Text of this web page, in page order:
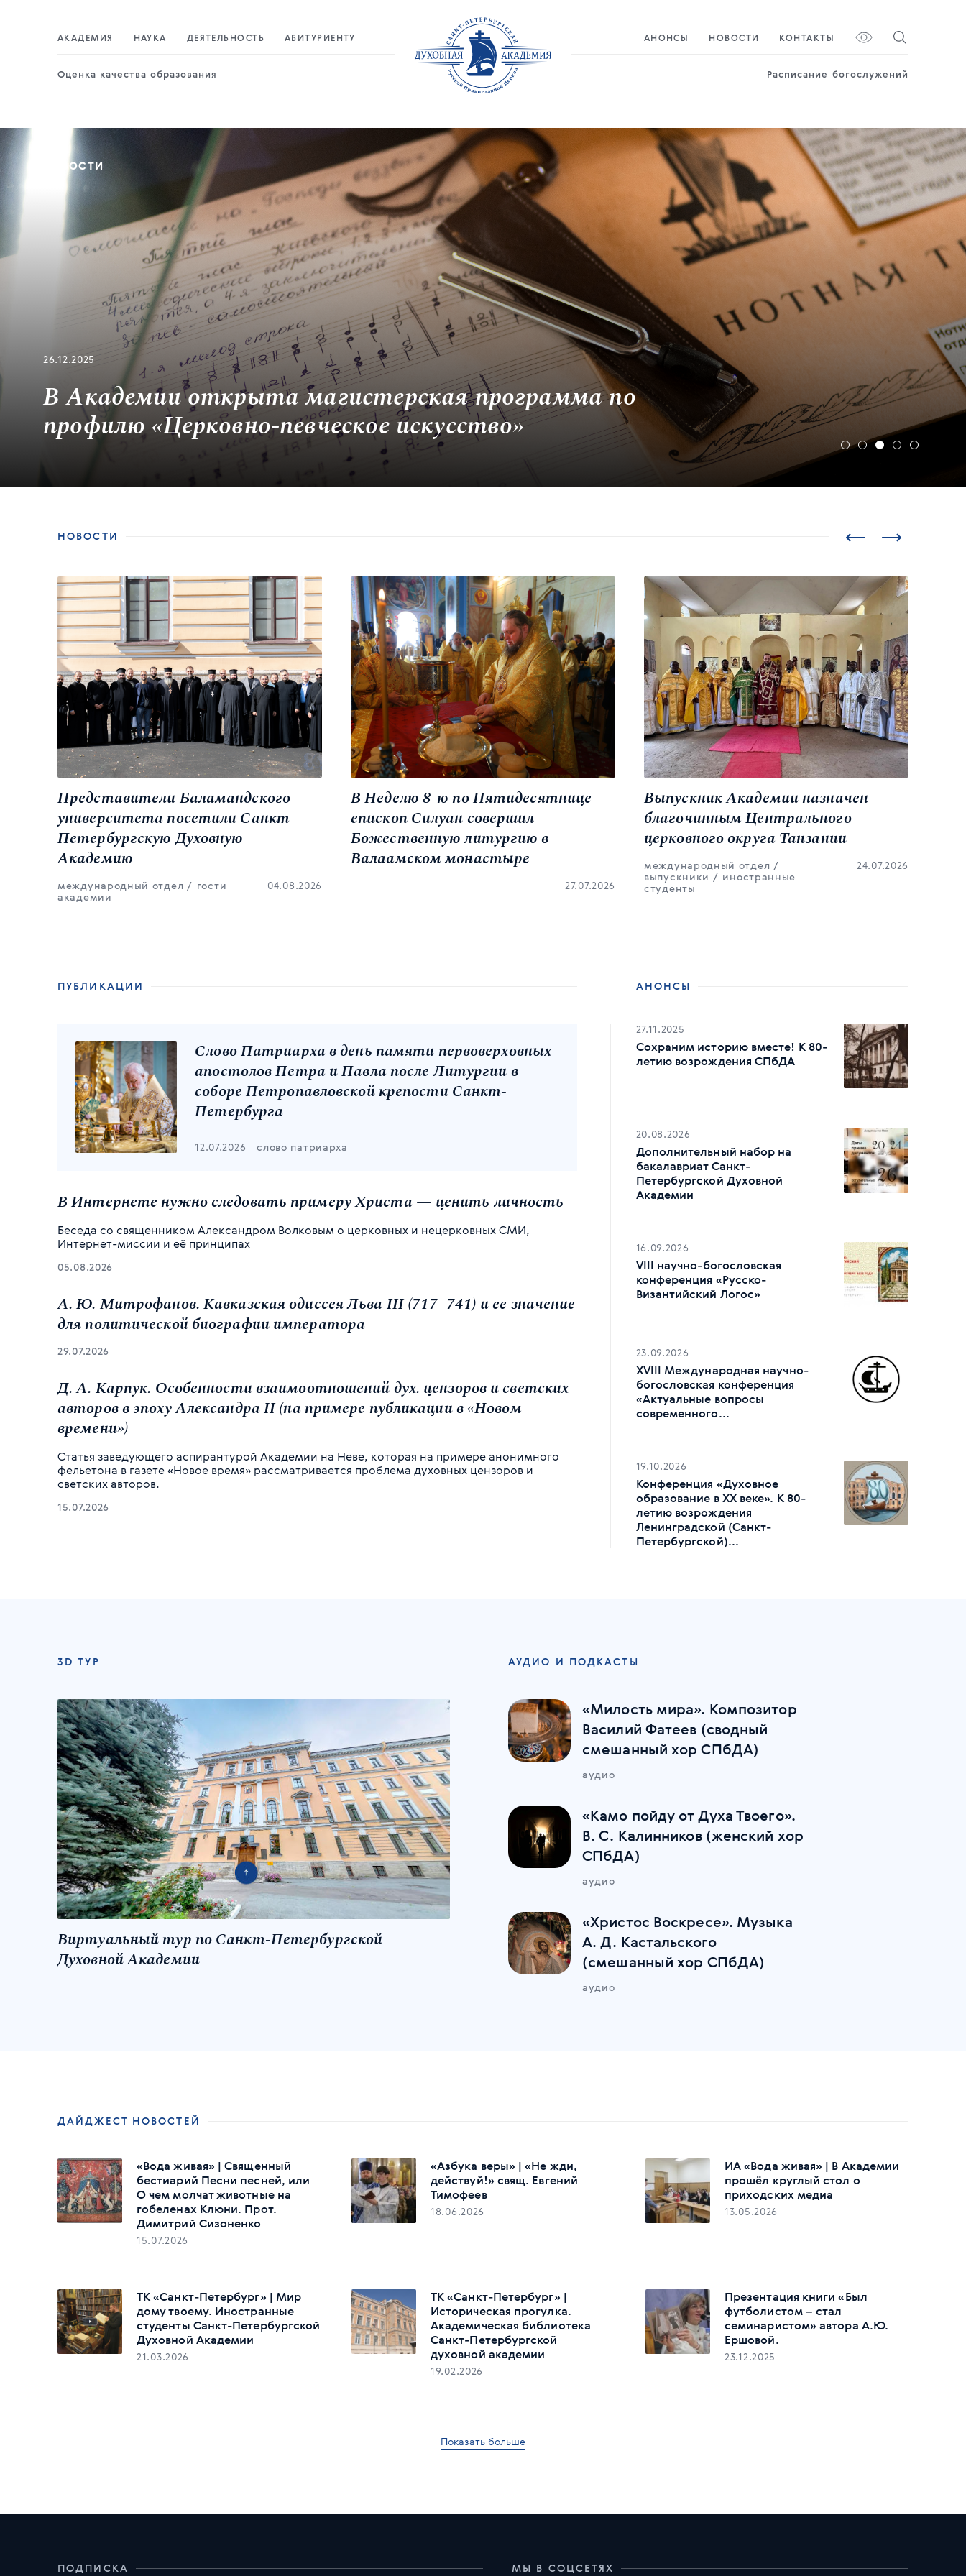
АКАДЕМИЯ НАУКА ДЕЯТЕЛЬНОСТЬ АБИТУРИЕНТУ
Оценка качества образования
АНОНСЫ НОВОСТИ КОНТАКТЫ
Расписание богослужений
НОВОСТИ
26.12.2025
В Академии открыта магистерская программа по
профилю «Церковно-певческое искусство»
itemitemitemitemitem
НОВОСТИ
Представители Баламандского
университета посетили Санкт-
Петербургскую Духовную
Академию
международный отдел
гости
академии
04.08.2026
В Неделю 8-ю по Пятидесятнице
епископ Силуан совершил
Божественную литургию в
Валаамском монастыре
27.07.2026
Выпускник Академии назначен
благочинным Центрального
церковного округа Танзании
международный отдел
выпускники
иностранные
студенты
24.07.2026
ПУБЛИКАЦИИ
Слово Патриарха в день памяти первоверховных
апостолов Петра и Павла после Литургии в
соборе Петропавловской крепости Санкт-
Петербурга
12.07.2026 слово патриарха
В Интернете нужно следовать примеру Христа — ценить личность
Беседа со священником Александром Волковым о церковных и нецерковных СМИ,
Интернет-миссии и её принципах
05.08.2026
А. Ю. Митрофанов. Кавказская одиссея Льва III (717–741) и ее значение
для политической биографии императора
29.07.2026
Д. А. Карпук. Особенности взаимоотношений дух. цензоров и светских
авторов в эпоху Александра II (на примере публикации в «Новом
времени»)
Статья заведующего аспирантурой Академии на Неве, которая на примере анонимного
фельетона в газете «Новое время» рассматривается проблема духовных цензоров и
светских авторов.
15.07.2026
АНОНСЫ
27.11.2025
Сохраним историю вместе! К 80-
летию возрождения СПбДА
20.08.2026
Дополнительный набор на
бакалавриат Санкт-
Петербургской Духовной
Академии
16.09.2026
VIII научно-богословская
конференция «Русско-
Византийский Логос»
23.09.2026
ХVIII Международная научно-
богословская конференция
«Актуальные вопросы
современного...
19.10.2026
Конференция «Духовное
образование в ХХ веке». К 80-
летию возрождения
Ленинградской (Санкт-
Петербургской)...
3D ТУР
Виртуальный тур по Санкт‑Петербургской
Духовной Академии
АУДИО И ПОДКАСТЫ
«Милость мира». Композитор
Василий Фатеев (сводный
смешанный хор СПбДА)
аудио
«Камо пойду от Духа Твоего».
В. С. Калинников (женский хор
СПбДА)
аудио
«Христос Воскресе». Музыка
А. Д. Кастальского
(смешанный хор СПбДА)
аудио
ДАЙДЖЕСТ НОВОСТЕЙ
15.07.2026
«Вода живая» | Священный
бестиарий Песни песней, или
О чем молчат животные на
гобеленах Клюни. Прот.
Димитрий Сизоненко
18.06.2026
«Азбука веры» | «Не жди,
действуй!» свящ. Евгений
Тимофеев
13.05.2026
ИА «Вода живая» | В Академии
прошёл круглый стол о
приходских медиа
21.03.2026
ТК «Санкт-Петербург» | Мир
дому твоему. Иностранные
студенты Санкт-Петербургской
Духовной Академии
19.02.2026
ТК «Санкт-Петербург» |
Историческая прогулка.
Академическая библиотека
Санкт-Петербургской
духовной академии
23.12.2025
Презентация книги «Был
футболистом – стал
семинаристом» автора А.Ю.
Ершовой.
Показать больше
ПОДПИСКА МЫ В СОЦСЕТЯХ